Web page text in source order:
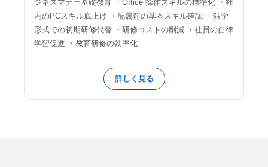
ジネスマナー基礎教育 ・Office 操作スキルの標準化 ・社
内のPCスキル底上げ ・配属前の基本スキル確認 ・独学
形式での初期研修代替 ・研修コストの削減 ・社員の自律
学習促進 ・教育研修の効率化
詳しく見る